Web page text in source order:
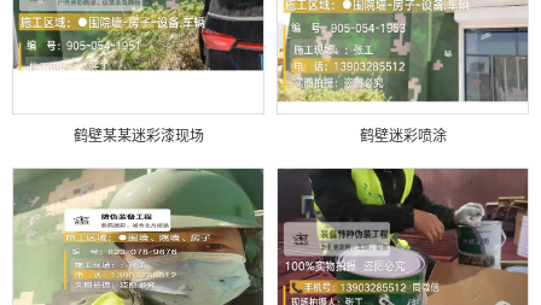
鹤壁某某迷彩漆现场 鹤壁迷彩喷涂